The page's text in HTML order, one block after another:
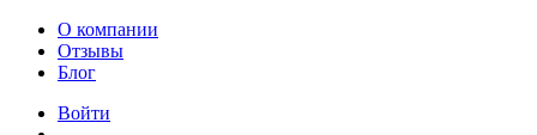
О компании
Отзывы
Блог
Войти